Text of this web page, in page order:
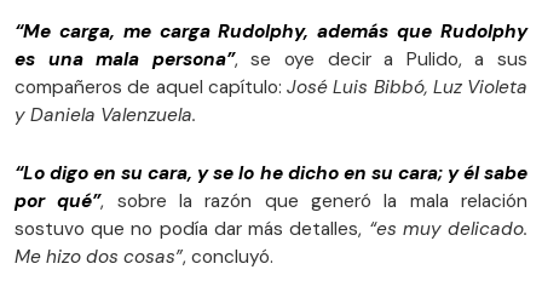
“Me carga, me carga Rudolphy, además que Rudolphy
es una mala persona”, se oye decir a Pulido, a sus
compañeros de aquel capítulo: José Luis Bibbó, Luz Violeta
y Daniela Valenzuela.
“Lo digo en su cara, y se lo he dicho en su cara; y él sabe
por qué”, sobre la razón que generó la mala relación
sostuvo que no podía dar más detalles, “es muy delicado.
Me hizo dos cosas”, concluyó.